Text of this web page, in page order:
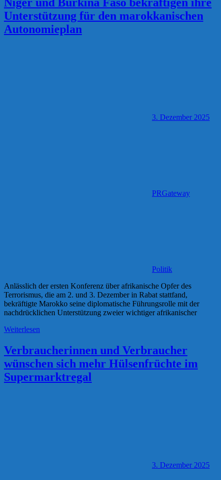
Unterstützung für den marokkanischen
Autonomieplan
3. Dezember 2025
PRGateway
Politik
Anlässlich der ersten Konferenz über afrikanische Opfer des
Terrorismus, die am 2. und 3. Dezember in Rabat stattfand,
bekräftigte Marokko seine diplomatische Führungsrolle mit der
nachdrücklichen Unterstützung zweier wichtiger afrikanischer
Weiterlesen
Verbraucherinnen und Verbraucher
wünschen sich mehr Hülsenfrüchte im
Supermarktregal
3. Dezember 2025